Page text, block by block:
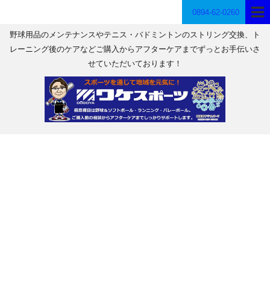
0894-62-0260
野球用品のメンテナンスやテニス・バドミントンのストリング交換、ト
レーニング後のケアなどご購入からアフターケアまでずっとお手伝いさ
せていただいております！